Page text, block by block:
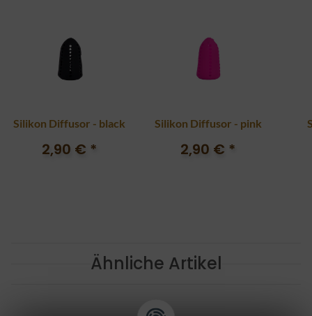
Silikon Diffusor - black
2,90 € *
Silikon Diffusor - pink
2,90 € *
Ähnliche Artikel